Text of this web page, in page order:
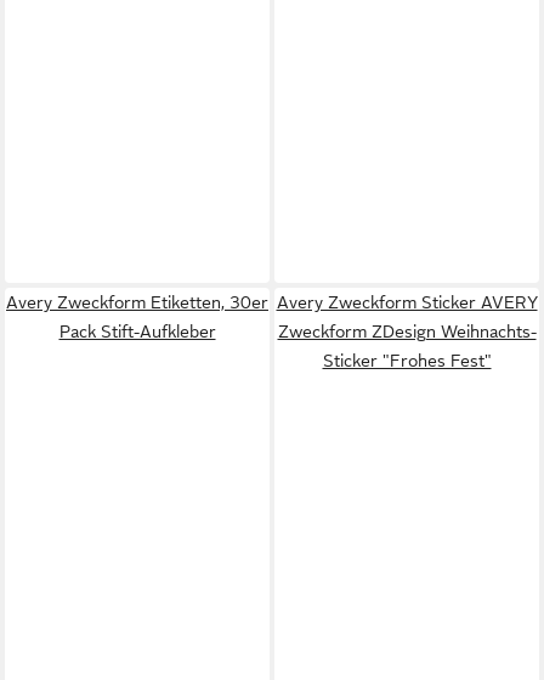
Avery Zweckform Etiketten, 30er
Pack Stift-Aufkleber
Avery Zweckform Sticker AVERY
Zweckform ZDesign Weihnachts-
Sticker "Frohes Fest"